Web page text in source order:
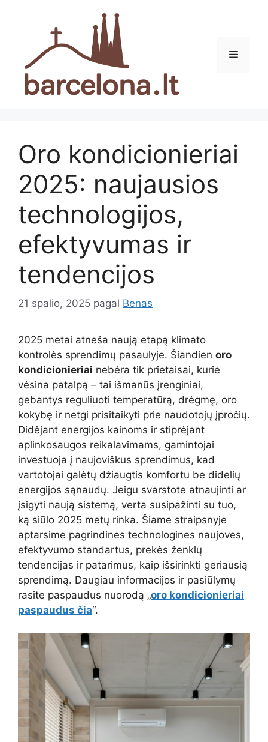
Meniu
Oro kondicionieriai
2025: naujausios
technologijos,
efektyvumas ir
tendencijos
21 spalio, 2025 pagal Benas
2025 metai atneša naują etapą klimato
kontrolės sprendimų pasaulyje. Šiandien oro
kondicionieriai nebėra tik prietaisai, kurie
vėsina patalpą – tai išmanūs įrenginiai,
gebantys reguliuoti temperatūrą, drėgmę, oro
kokybę ir netgi prisitaikyti prie naudotojų įpročių.
Didėjant energijos kainoms ir stiprėjant
aplinkosaugos reikalavimams, gamintojai
investuoja į naujoviškus sprendimus, kad
vartotojai galėtų džiaugtis komfortu be didelių
energijos sąnaudų. Jeigu svarstote atnaujinti ar
įsigyti naują sistemą, verta susipažinti su tuo,
ką siūlo 2025 metų rinka. Šiame straipsnyje
aptarsime pagrindines technologines naujoves,
efektyvumo standartus, prekės ženklų
tendencijas ir patarimus, kaip išsirinkti geriausią
sprendimą. Daugiau informacijos ir pasiūlymų
rasite paspaudus nuorodą „oro kondicionieriai
paspaudus čia“.